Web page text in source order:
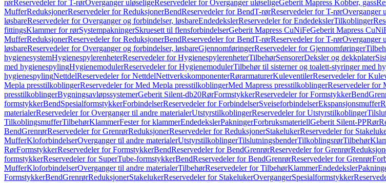
rørReservedeler for T-rørOverganger uløseligeReservedeler for Overganger uløseligeGeberit Mapress Kobber, gass
MufferReduksjonerReservedeler for ReduksjonerBendReservedeler for BendT-rørReservedeler for T-rørOverganger
løsbareReservedeler for Overganger og forbindelser, løsbareEndedekslerReservedeler for EndedekslerTilkoblinger
fittingsKlammer for rørSystempakningerSkruesett til flensforbindelserGeberit Mapress CuNiFeGeberit Mapress
MufferReduksjonerReservedeler for ReduksjonerBendReservedeler for BendT-rørReservedeler for T-rørOverganger
løsbareReservedeler for Overganger og forbindelser, løsbareGjennomføringerReservedeler for Gjennomføringer
hygienesystemHygienespylerenheterReservedeler for HygienespylerenheterTilbehørSensorerDeksler og dekkplater
med hygienespylingHygienemodulerReservedeler for HygienemodulerTilbehør til sisterner og toalett-styringer med
hygienespylingNettdelReservedeler for NettdelNettverkskomponenterRørarmaturerKuleventilerReservedeler for
Mepla presstilkoblingerReservedeler for Med Mepla presstilkoblingerMed Mapress presstilkoblingerReservedeler for
presstilkoblingerBygningsavløpssystemerGeberit Silent-db20RørFormstykkerReservedeler for FormstykkerBend
formstykkerBendSpesialformstykkerForbindelserReservedeler for ForbindelserSveiseforbindelserEkspansjonsmuffer
materialerReservedeler for Overganger til andre materialerUtstyrstilkoblingerReservedeler for Utstyrstilkoblinger
TilkoblingsmufferTilbehørKlammerFester for klammerEndedekslerPakningerForbruksmateriellGeberit Silent-PPRør
BendGrenrørReservedeler for GrenrørReduksjonerReservedeler for ReduksjonerStakelukerReservedeler for
MufferKloforbindelserOverganger til andre materialerUtstyrstilkoblingerTilslutningsbenderTilkoblingsrørTilbehør
RørFormstykkerReservedeler for FormstykkerBendReservedeler for BendGrenrørReservedeler for Grenrør
formstykkerReservedeler for SuperTube-formstykkerBendReservedeler for BendGrenrørReservedeler for Grenrør
MufferKloforbindelserOverganger til andre materialerTilbehørReservedeler for TilbehørKlammerEndedeksler
FormstykkerBendGrenrørReduksjonerStakelukerReservedeler for StakelukerOvergangerSpesialformstykker